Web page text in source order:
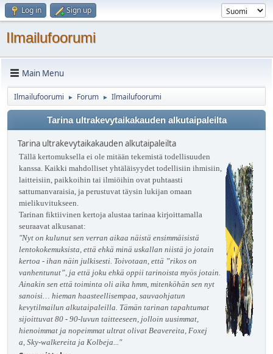
Log in Sign up
Ilmailufoorumi
Main Menu
Ilmailufoorumi ► Forum ► Ilmailufoorumi
Tarina ultrakevytaikakauden alkutaipaleilta
Tarina ultrakevytaikakauden alkutaipaleilta
Tällä kertomuksella ei ole mitään tekemistä todellisuuden
kanssa. Kaikki mahdolliset yhtäläisyydet todellisiin ihmisiin,
laitteisiin, paikkoihin tai ilmiöihin ovat puhtaasti
sattumanvaraisia, ja perustuvat täysin lukijan omaan
mielikuvitukseen.
Tarinan fiktiivinen kertoja alustaa tarinaa kirjoittamalla
seuraavat alkusanat:
"Nyt on kulunut sen verran aikaa näistä ensimmäisistä
lentokokemuksista, että ehkä minä uskallan niistä jo jotain
kertoa - ihan näin julkisesti. Toivotaan, että ”rikos on
vanhentunut”, ja että joku ehkä oppii tarinoista myös jotain.
Ainakin sen että toiminta oli aika hmm, mitenköhän sen nyt
sanoisi… hieman haasteellisempaa, sauvaohjatun
kevytilmailun alkutaipaleilla. Tämän tarinan tapahtumat
sijoittuvat 80 - 90-luvun taitteeseen, jolloin uusimmat,
hienoimmat ja nopeimmat ultrat olivat Beavereita, Foxej
a, Sky-walkereita ja Kolbeja..."